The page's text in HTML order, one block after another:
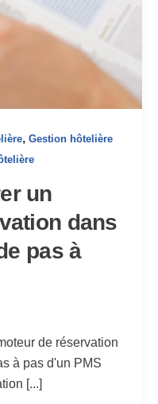
, Gestion hôtelière
un
dans
pas à
de réservation
à pas d'un PMS
[...]